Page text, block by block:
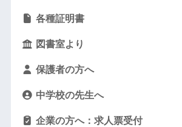
各種証明書
図書室より
保護者の方へ
中学校の先生へ
企業の方へ：求人票受付